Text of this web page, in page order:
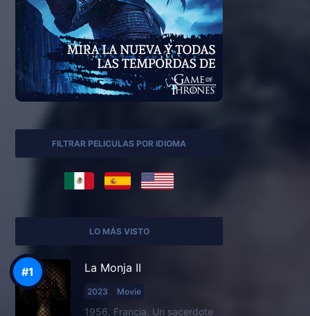
FILTRAR PELICULAS POR IDIOMA
LO MÁS VISTO
La Monja II
2023 Movie
1956, Francia. Un sacerdote